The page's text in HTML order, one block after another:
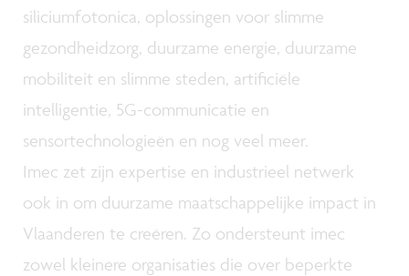
siliciumfotonica, oplossingen voor slimme
gezondheidzorg, duurzame energie, duurzame
mobiliteit en slimme steden, artificiële
intelligentie, 5G-communicatie en
sensortechnologieën en nog veel meer.
Imec zet zijn expertise en industrieel netwerk
ook in om duurzame maatschappelijke impact in
Vlaanderen te creëren. Zo ondersteunt imec
zowel kleinere organisaties die over beperkte